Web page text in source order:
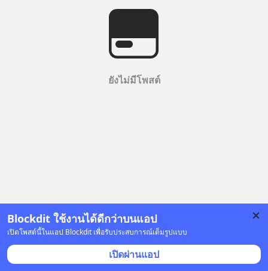
Blockdit ใช้งานได้ดีกว่าบนแอป
เปิดโพสต์นี้ในแอป Blockdit เพื่อรับประสบการณ์เต็มรูปแบบ
เปิดผ่านแอป
ยังไม่มีโพสต์